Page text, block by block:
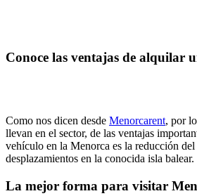
Conoce las ventajas de alquilar
Como nos dicen desde Menorcarent, por
llevan en el sector, de las ventajas
vehículo en la Menorca es la reducción
desplazamientos en la conocida isla balear.
La mejor forma para visitar